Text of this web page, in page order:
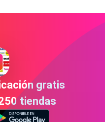
gratis
tiendas